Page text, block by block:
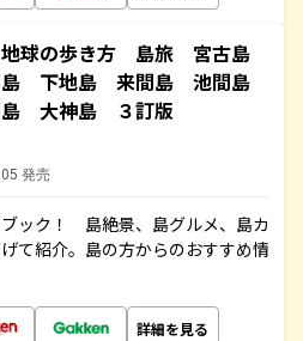
球の歩き方 島旅 宮古島
島 下地島 来間島 池間島
島 大神島 ３訂版
発売
ック！ 島絶景、島グルメ、島カ
て紹介。島の方からのおすすめ情
詳細を見る